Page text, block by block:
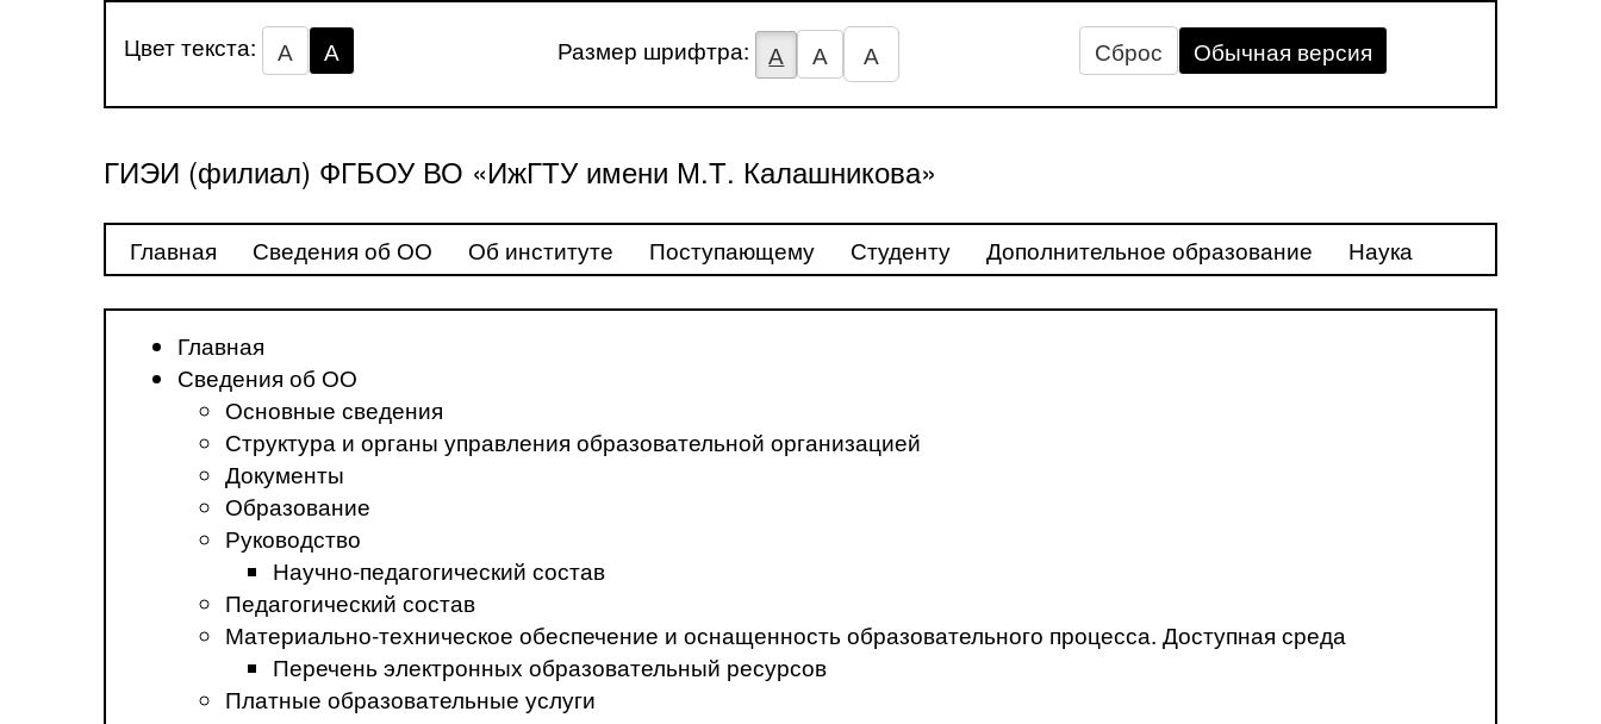
Цвет текста: А А Размер шрифтра: А А А Сброс Обычная версия
ГИЭИ (филиал) ФГБОУ ВО «ИжГТУ имени М.Т. Калашникова»
Главная Сведения об ОО Об институте Поступающему Студенту Дополнительное образование Наука
Главная
Сведения об ОО
Основные сведения
Структура и органы управления образовательной организацией
Документы
Образование
Руководство
Научно-педагогический состав
Педагогический состав
Материально-техническое обеспечение и оснащенность образовательного процесса. Доступная среда
Перечень электронных образовательный ресурсов
Платные образовательные услуги